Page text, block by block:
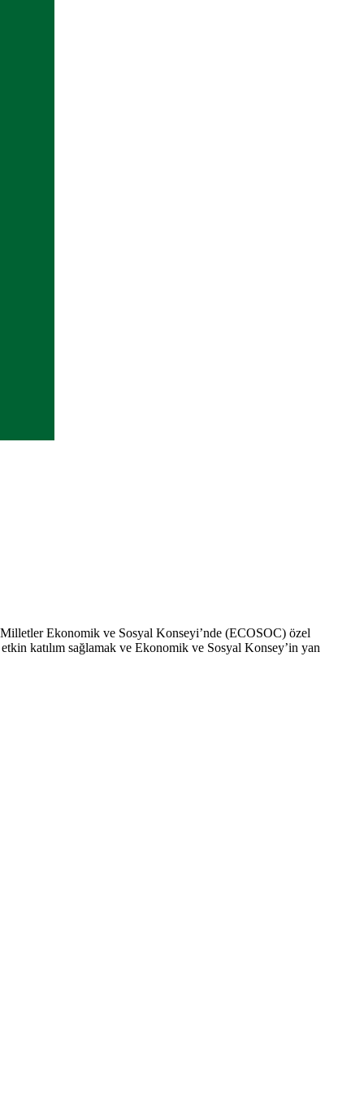
Ekonomik ve Sosyal Konseyi’nde (ECOSOC) özel
katılım sağlamak ve Ekonomik ve Sosyal Konsey’in yan